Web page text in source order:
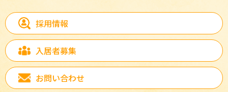
採用情報
入居者募集
お問い合わせ